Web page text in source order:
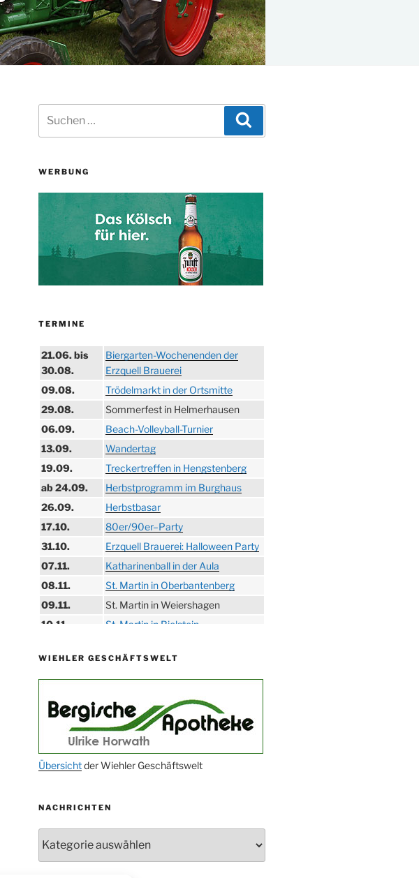
nach:
WERBUNG
TERMINE
21.06. bis
30.08.
Biergarten-Wochenenden der
Erzquell Brauerei
09.08.
Trödelmarkt in der Ortsmitte
29.08.
Sommerfest in Helmerhausen
06.09.
Beach-Volleyball-Turnier
13.09.
Wandertag
19.09.
Treckertreffen in Hengstenberg
ab 24.09.
Herbstprogramm im Burghaus
26.09.
Herbstbasar
17.10.
80er/90er–Party
31.10.
Erzquell Brauerei: Halloween Party
07.11.
Katharinenball in der Aula
08.11.
St. Martin in Oberbantenberg
09.11.
St. Martin in Weiershagen
10.11.
St. Martin in Bielstein
14.11.
Proklamation der Tollitäten
15.11.
Konzert Bielsteiner Männerchor
15.11.
Volkstrauertag am Ehrenmal
27.11.
Anknipsfest an der
Oberbantenberger Kirche
29.11.
Adventskonzert Frauenchor
Oberbantenberg
06.12.
Adventsfeier im Ev. Gemeindehaus
24.09. bis
10.12.
Herbstprogramm Burghaus
Bielstein
Weihnachtsmarkt rund um die
WIEHLER GESCHÄFTSWELT
Übersichtder Wiehler Geschäftswelt
NACHRICHTEN